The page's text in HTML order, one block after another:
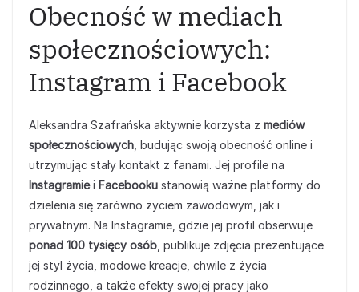
Obecność w mediach
społecznościowych:
Instagram i Facebook
Aleksandra Szafrańska aktywnie korzysta z mediów
społecznościowych , budując swoją obecność online i
utrzymując stały kontakt z fanami. Jej profile na
Instagramiei Facebooku stanowią ważne platformy do
dzielenia się zarówno życiem zawodowym, jak i
prywatnym. Na Instagramie, gdzie jej profil obserwuje
ponad 100 tysięcy osób , publikuje zdjęcia prezentujące
jej styl życia, modowe kreacje, chwile z życia
rodzinnego, a także efekty swojej pracy jako